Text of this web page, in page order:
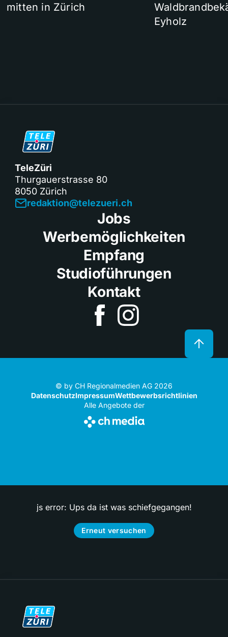
mitten in Zürich
Eyholz
TeleZüri
Thurgauerstrasse 80
8050 Zürich
redaktion@telezueri.ch
Jobs
Werbemöglichkeiten
Empfang
Studioführungen
Kontakt
© by CH Regionalmedien AG 2026
DatenschutzImpressumWettbewerbsrichtlinien
Alle Angebote der
js error: Ups da ist was schiefgegangen!
Erneut versuchen